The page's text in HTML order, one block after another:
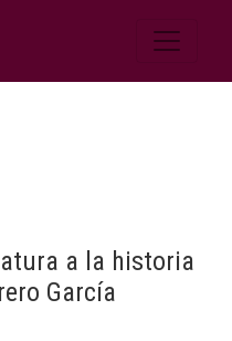
a la historia
García